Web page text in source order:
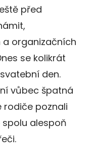
před
organizačních
se kolikrát
den.
vůbec špatná
rodiče poznali
spolu alespoň